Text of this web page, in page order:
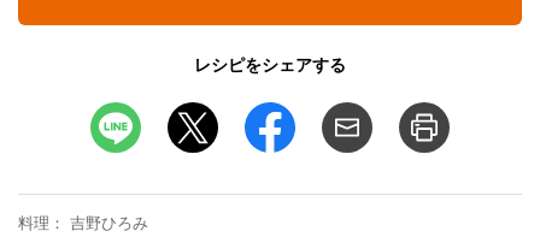
レシピをシェアする
料理
吉野ひろみ